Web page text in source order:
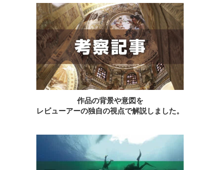
作品の背景や意図を
レビューアーの独自の視点で解説しました。